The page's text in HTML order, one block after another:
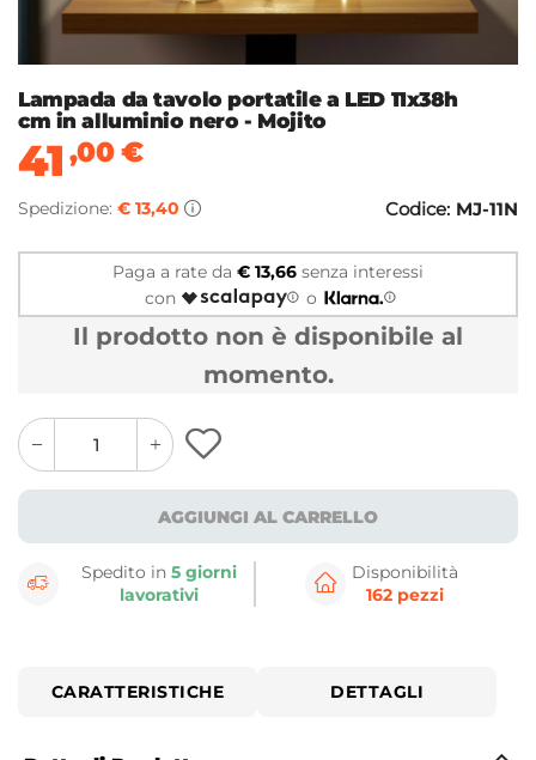
Lampada da tavolo portatile a LED 11x38h
cm in alluminio nero - Mojito
41,00€
Spedizione: € 13,40 Codice: MJ-11N
Paga a rate da € 13,66 senza interessi
con
o
Il prodotto non è disponibile al
momento.
quantity
button
quantity
minus
button
AGGIUNGI AL CARRELLO
Spedito in5 giorni
lavorativi
Disponibilità
162 pezzi
CARATTERISTICHE DETTAGLI